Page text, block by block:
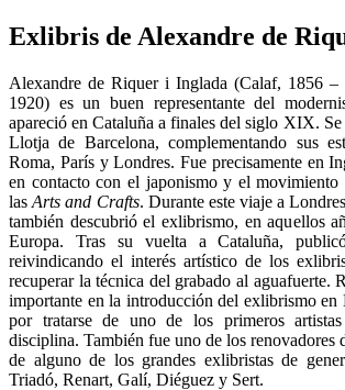
Exlibris de Alexandre de
Alexandre de Riquer i Inglada (Calaf, 1856 –
1920) es un buen representante del
apareció en Cataluña a finales del siglo XIX.
Llotja de Barcelona, complementando sus
Roma, París y Londres. Fue precisamente en
en contacto con el japonismo y el
lasArts and Crafts. Durante este viaje a
también descubrió el exlibrismo, en aquellos
Europa. Tras su vuelta a Cataluña,
reivindicando el interés artístico de los
recuperar la técnica del grabado al aguafuerte.
importante en la introducción del exlibrismo en
por tratarse de uno de los primeros
disciplina. También fue uno de los renovadores
de alguno de los grandes exlibristas de
Triadó, Renart, Galí, Diéguez y Sert.